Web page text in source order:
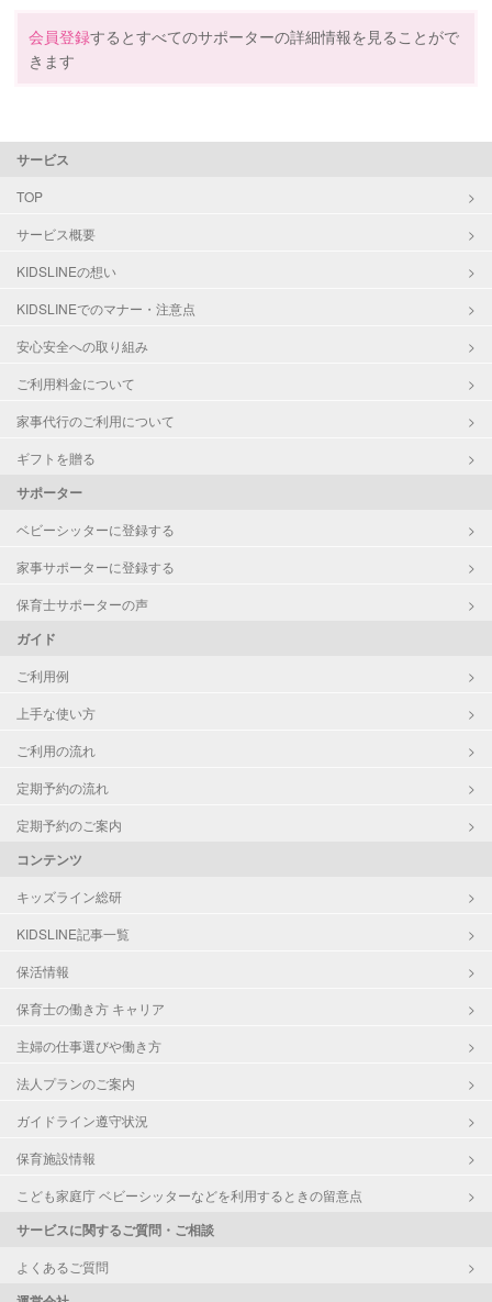
定期予約 可能
お子様の撮影
対応可能
資格
企業型割引対象(旧内閣府補助対象)
対応可能/特徴
病児対応
障がい児対応
レッスン
定期予約
お子様の撮影
（定期特典）
会員登録するとすべてのサポーターの詳細情報を見ることがで
きます
サービス
TOP
サービス概要
KIDSLINEの想い
KIDSLINEでのマナー・注意点
安心安全への取り組み
ご利用料金について
家事代行のご利用について
ギフトを贈る
サポーター
ベビーシッターに登録する
家事サポーターに登録する
保育士サポーターの声
ガイド
ご利用例
上手な使い方
ご利用の流れ
定期予約の流れ
定期予約のご案内
コンテンツ
キッズライン総研
KIDSLINE記事一覧
保活情報
保育士の働き方 キャリア
主婦の仕事選びや働き方
法人プランのご案内
ガイドライン遵守状況
保育施設情報
こども家庭庁 ベビーシッターなどを利用するときの留意点
サービスに関するご質問・ご相談
よくあるご質問